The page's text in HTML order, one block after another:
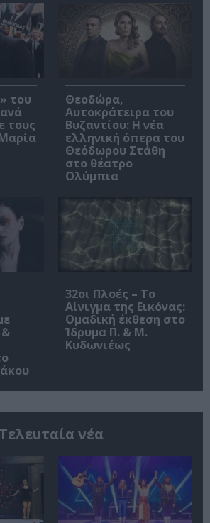
του
τους
Θεοδώρα,
Αυτοκράτειρα του
Βυζαντίου: Η νέα
ελληνική όπερα του
Θεόδωρου Στάθη
στο θέατρο
Ολύμπια
32οι Πλοές – Το
Αίνιγμα της Εικόνας:
Ομαδική έκθεση στο
Ίδρυμα Π. & Μ.
Κυδωνιέως
Τελευταία νέα